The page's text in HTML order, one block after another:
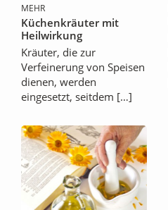
MEHR
Küchenkräuter mit
Heilwirkung
Kräuter, die zur
Verfeinerung von Speisen
dienen, werden
eingesetzt, seitdem […]